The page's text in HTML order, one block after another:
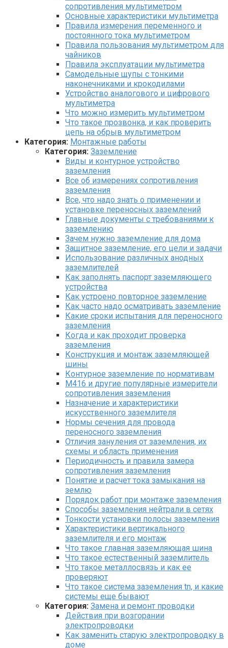
сопротивления мультиметром
Основные характеристики мультиметра
Правила измерения переменного и
постоянного тока мультиметром
Правила пользования мультиметром для
чайников
Правила эксплуатации мультиметра
Самодельные щупы с тонкими
наконечниками и крокодилами
Устройство аналогового и цифрового
мультиметра
Что можно измерить мультиметром
Что такое прозвонка, и как проверить
цепь на обрыв мультиметром
Категория: Монтажные работы
Категория: Заземление
Виды и контурное устройство
заземления
Все об измерениях сопротивления
заземления
Все, что надо знать о применении и
установке переносных заземлений
Главные документы с требованиями к
заземлению
Зачем нужно заземление для дома
Защитное заземление, его цели и задачи
Использование различных анодных
заземлителей
Как заполнять паспорт заземляющего
устройства
Как устроено повторное заземление
Как часто надо осматривать заземление
Какие сроки испытания для переносного
заземления
Когда и как проходит проверка
заземления
Конструкция и монтаж заземляющей
шины
Контурное заземление по нормативам
М416 и другие популярные измерители
сопротивления заземления
Назначение и характеристики
искусственного заземлителя
Нормы сечения для провода
переносного заземления
Отличия зануления от заземления, их
схемы и область применения
Периодичность и правила замера
сопротивления заземления
Понятие и расчет тока замыкания на
землю
Порядок работ при монтаже заземления
Способы заземления нейтрали в сетях
Тонкости установки полосы заземления
Характеристики вертикального
заземлителя и его монтаж
Что такое главная заземляющая шина
Что такое естественный заземлитель
Что такое металлосвязь и как ее
проверяют
Что такое система заземления tn, и какие
системы еще бывают
Категория: Замена и ремонт проводки
Действия при возгорании
электропроводки
Как заменить старую электропроводку в
доме